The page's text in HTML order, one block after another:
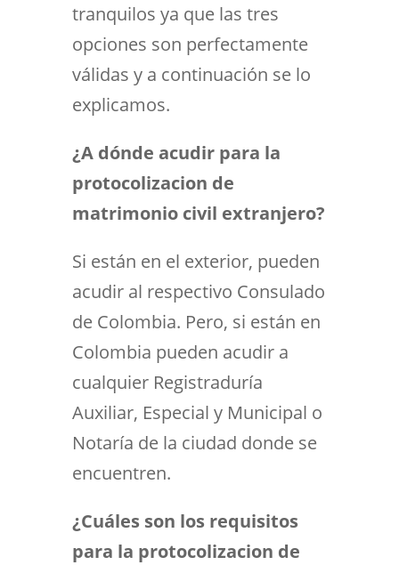
tranquilos ya que las tres
opciones son perfectamente
válidas y a continuación se lo
explicamos.
¿A dónde acudir para la
protocolizacion de
matrimonio civil extranjero?
Si están en el exterior, pueden
acudir al respectivo Consulado
de Colombia. Pero, si están en
Colombia pueden acudir a
cualquier Registraduría
Auxiliar, Especial y Municipal o
Notaría de la ciudad donde se
encuentren.
¿Cuáles son los requisitos
para la protocolizacion de